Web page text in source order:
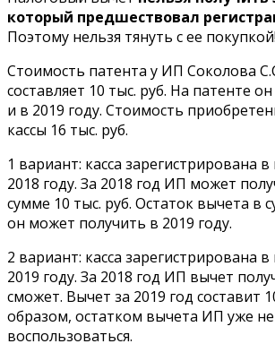
который предшествовал
Поэтому нельзя тянуть с ее покупкой!
Стоимость патента у ИП Соколова
составляет 10 тыс. руб. На патенте
и в 2019 году. Стоимость
кассы 16 тыс. руб.
1 вариант: касса зарегистрирована
2018 году. За 2018 год ИП может
сумме 10 тыс. руб. Остаток вычета в
он может получить в 2019 году.
2 вариант: касса зарегистрирована
2019 году. За 2018 год ИП вычет
сможет. Вычет за 2019 год составит
образом, остатком вычета ИП уже
воспользоваться.